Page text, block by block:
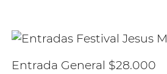
Entrada General $28.000